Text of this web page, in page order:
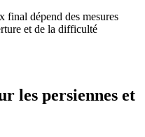
dépend des mesures
et de la difficulté
les persiennes et